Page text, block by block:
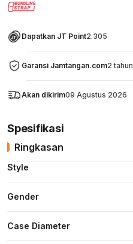
Dapatkan JT Point2.305
Garansi Jamtangan.com2 tahun
Akan dikirim09 Agustus 2026
Spesifikasi
Ringkasan
Style
Gender
Case Diameter